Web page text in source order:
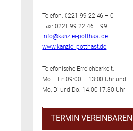
Telefon: 0221 99 22 46 – 0
Fax: 0221 99 22 46 – 99
info@kanzlei-potthast.de
www.kanzlei-potthast.de
Telefonische Erreichbarkeit:
Mo – Fr: 09:00 – 13:00 Uhr und
Mo, Di und Do: 14:00-17:30 Uhr
TERMIN VEREINBAREN